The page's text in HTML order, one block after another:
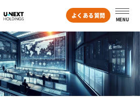
よくある質問 MENU